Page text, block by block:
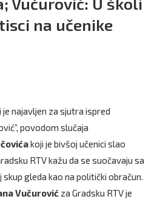
na učenike
najavljen za sjutra ispred
povodom slučaja
koji je bivšoj učenici slao
RTV kažu da se suočavaju sa
gleda kao na politički obračun.
Vučurović za Gradsku RTV je